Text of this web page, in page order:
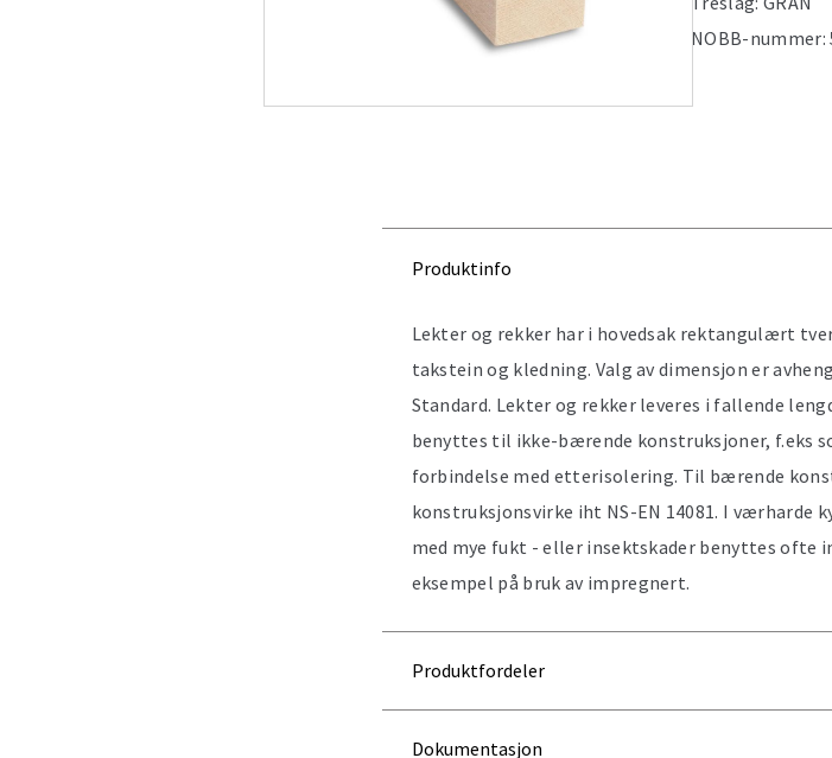
NOBB-nummer:
Produktinfo
Lekter og rekker har i hovedsak rektangulært
takstein og kledning. Valg av dimensjon er
Standard. Lekter og rekker leveres i fallende
benyttes til ikke-bærende konstruksjoner, f.eks
forbindelse med etterisolering. Til bærende
konstruksjonsvirke iht NS-EN 14081. I værharde
med mye fukt - eller insektskader benyttes ofte
eksempel på bruk av impregnert.
Produktfordeler
Dokumentasjon